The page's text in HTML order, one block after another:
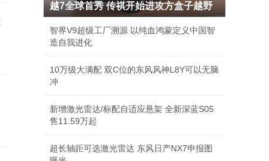
越7全球首秀 传祺开始进攻方盒子越野
智界V9超级工厂溯源 以纯血鸿蒙定义中国智
造自我进化
10万级大满配 双C位的东风风神L8Y可以无脑
冲
新增激光雷达/标配自适应悬架 全新深蓝S05
售11.59万起
超长轴距可选激光雷达 东风日产NX7申报图